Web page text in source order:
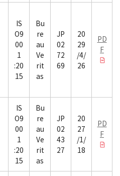
IS
O9
00
1
:20
15
Bu
re
au
Ve
rit
as
JP
02
72
69
20
29
/4/
26
PD
F
IS
O9
00
1
:20
15
Bu
re
au
Ve
rit
as
JP
02
43
27
20
27
/1/
18
PD
F